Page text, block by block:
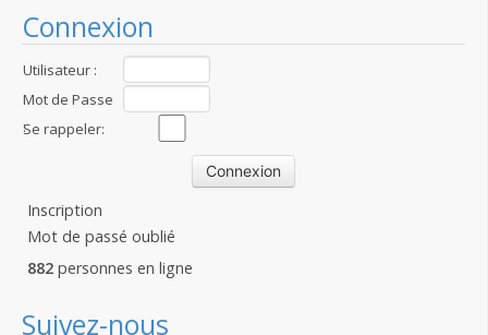
Connexion
Utilisateur :
Mot de Passe
:Se rappeler:
Inscription
Mot de passé oublié
882 personnes en ligne
Suivez-nous